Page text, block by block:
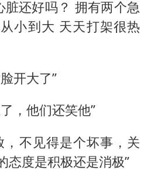
脏还好吗？ 拥有两个急
小到大 天天打架很热
开大了”
，他们还笑他”
，不见得是个坏事，关
态度是积极还是消极”